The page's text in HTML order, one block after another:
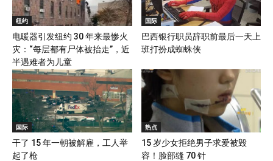
纽约
电暖器引发纽约 30 年来最惨火
灾：“每层都有尸体被抬走”，近
半遇难者为儿童
国际
巴西银行职员辞职前最后一天上
班打扮成蜘蛛侠
国际
干了 15 年一朝被解雇，工人举
起了枪
热点
15 岁少女拒绝男子求爱被毁
容！脸部缝 70 针